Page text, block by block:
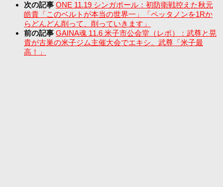
次の記事 ONE 11.19 シンガポール：初防衛戦控えた秋元
皓貴「このベルトが本当の世界一」「ペッタノンを1Rか
らどんどん削って、削っていきます」
前の記事 GAINA魂 11.6 米子市公会堂（レポ）：武尊と晃
貴が古巣の米子ジム主催大会でエキシ。武尊「米子最
高！」